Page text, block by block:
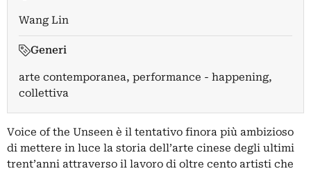
Wang Lin
Generi
arte contemporanea, performance - happening,
collettiva
Voice of the Unseen è il tentativo finora più ambizioso
di mettere in luce la storia dell’arte cinese degli ultimi
trent’anni attraverso il lavoro di oltre cento artisti che